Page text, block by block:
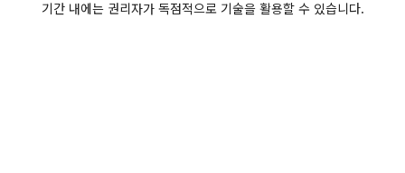
기간 내에는 권리자가 독점적으로 기술을 활용할 수 있습니다.